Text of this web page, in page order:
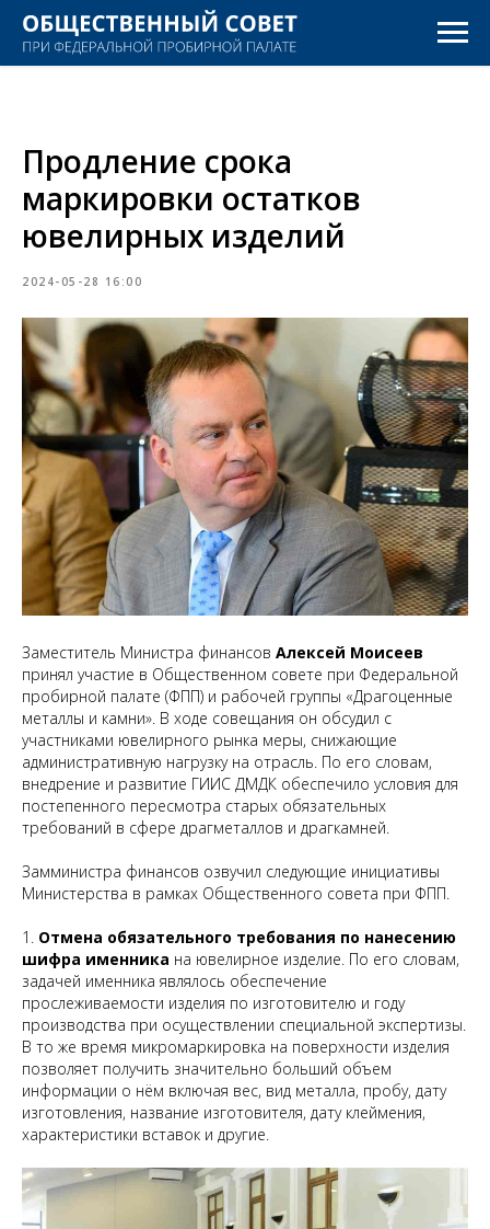
Продление срока
маркировки остатков
ювелирных изделий
2024-05-28 16:00
Заместитель Министра финансов Алексей Моисеев
принял участие в Общественном совете при Федеральной
пробирной палате (ФПП) и рабочей группы «Драгоценные
металлы и камни». В ходе совещания он обсудил с
участниками ювелирного рынка меры, снижающие
административную нагрузку на отрасль. По его словам,
внедрение и развитие ГИИС ДМДК обеспечило условия для
постепенного пересмотра старых обязательных
требований в сфере драгметаллов и драгкамней.
Замминистра финансов озвучил следующие инициативы
Министерства в рамках Общественного совета при ФПП.
1. Отмена обязательного требования по нанесению
шифра именника на ювелирное изделие. По его словам,
задачей именника являлось обеспечение
прослеживаемости изделия по изготовителю и году
производства при осуществлении специальной экспертизы.
В то же время микромаркировка на поверхности изделия
позволяет получить значительно больший объем
информации о нём включая вес, вид металла, пробу, дату
изготовления, название изготовителя, дату клеймения,
характеристики вставок и другие.